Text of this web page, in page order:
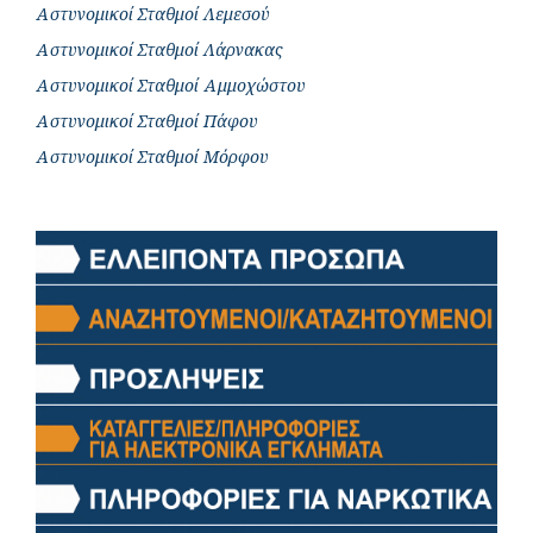
Αστυνομικοί Σταθμοί Λεμεσού
Αστυνομικοί Σταθμοί Λάρνακας
Αστυνομικοί Σταθμοί Αμμοχώστου
Αστυνομικοί Σταθμοί Πάφου
Αστυνομικοί Σταθμοί Μόρφου